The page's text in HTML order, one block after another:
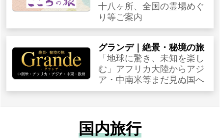
十八ヶ所、全国の霊場めぐ
り等ご案内
グランデ｜絶景・秘境の旅
「地球に驚き、未知を楽し
む」アフリカ大陸からアジ
ア・中南米等まだ見ぬ国へ
国内旅行